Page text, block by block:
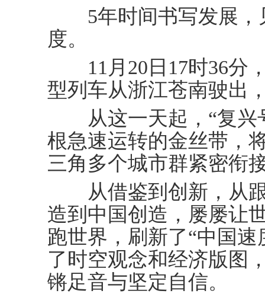
5年时间书写发展，
度。
11月20日17时36分，
型列车从浙江苍南驶出
从这一天起，“复兴
根急速运转的金丝带，
三角多个城市群紧密衔
从借鉴到创新，从跟
造到中国创造，屡屡让
跑世界，刷新了“中国速
了时空观念和经济版图
锵足音与坚定自信。